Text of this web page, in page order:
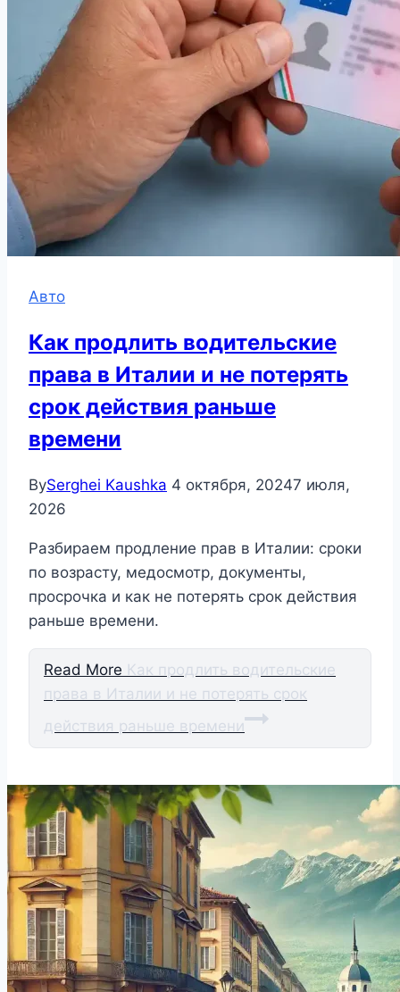
Авто
Как продлить водительские
права в Италии и не потерять
срок действия раньше
времени
BySerghei Kaushka 4 октября, 20247 июля,
2026
Разбираем продление прав в Италии: сроки
по возрасту, медосмотр, документы,
просрочка и как не потерять срок действия
раньше времени.
Read More Как продлить водительские
права в Италии и не потерять срок
действия раньше времени